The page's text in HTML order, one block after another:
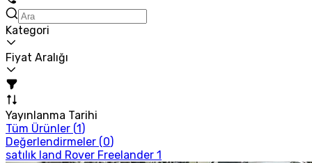
Kategori
Fiyat Aralığı
Yayınlanma Tarihi
Tüm Ürünler (1)
Değerlendirmeler (0)
satılık land Rover Freelander 1